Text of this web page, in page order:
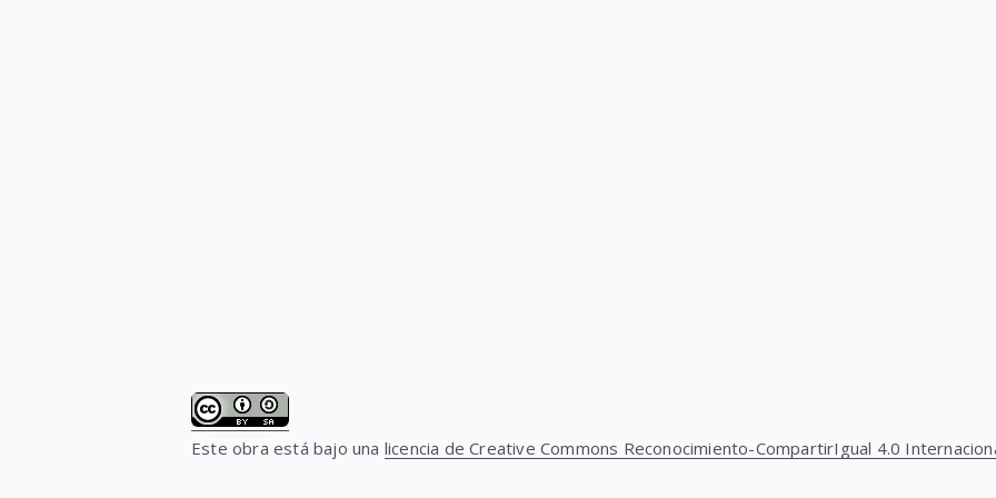
Este obra está bajo una licencia de Creative Commons Reconocimiento-CompartirIgual 4.0